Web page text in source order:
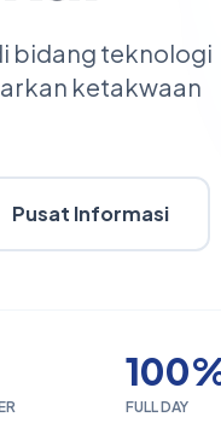
bidang teknologi
ketakwaan
Pusat Informasi
FULL DAY